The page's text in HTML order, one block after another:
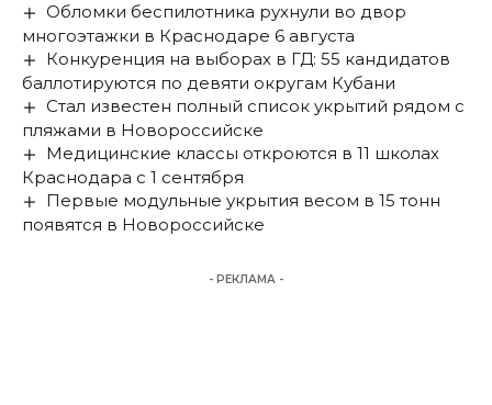
Обломки беспилотника рухнули во двор
многоэтажки в Краснодаре 6 августа
Конкуренция на выборах в ГД: 55 кандидатов
баллотируются по девяти округам Кубани
Стал известен полный список укрытий рядом с
пляжами в Новороссийске
Медицинские классы откроются в 11 школах
Краснодара с 1 сентября
Первые модульные укрытия весом в 15 тонн
появятся в Новороссийске
- РЕКЛАМА -